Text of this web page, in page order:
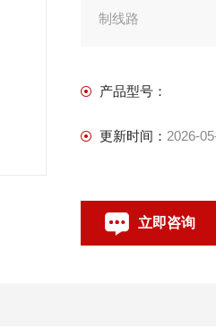
制线路
产品型号：
更新时间： 2026-
立即咨询